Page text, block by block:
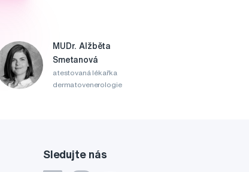
MUDr. Alžběta
Smetanová
atestovaná lékařka
dermatovenerologie
Sledujte nás